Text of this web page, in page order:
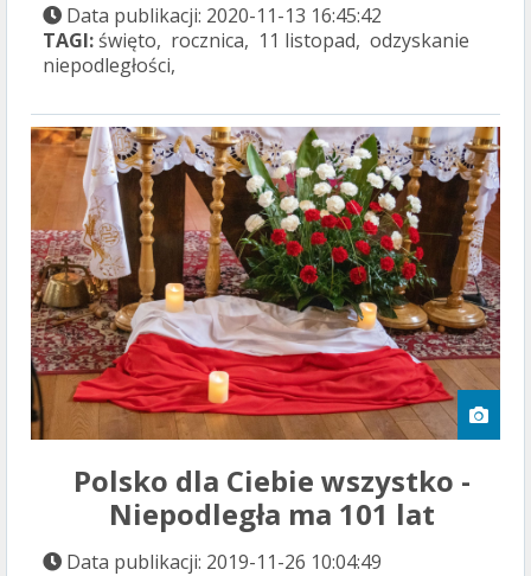
Data publikacji: 2020-11-13 16:45:42
TAGI: święto, rocznica, 11 listopad, odzyskanie
niepodległości,
Polsko dla Ciebie wszystko -
Niepodległa ma 101 lat
Data publikacji: 2019-11-26 10:04:49